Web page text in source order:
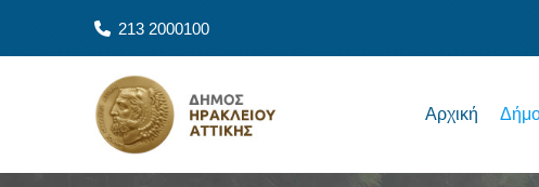
213 2000100
Αρχική